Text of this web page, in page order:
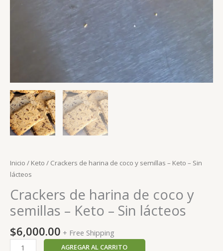
Inicio / Keto / Crackers de harina de coco y semillas – Keto – Sin
lácteos
Crackers de harina de coco y
semillas – Keto – Sin lácteos
$6,000.00 + Free Shipping
Crackers
AGREGAR AL CARRITO